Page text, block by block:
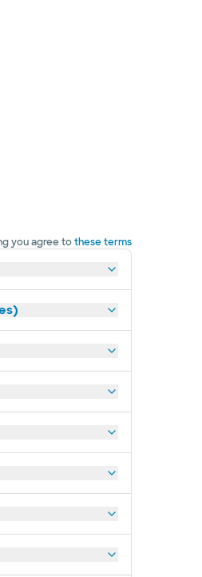
you agree tothese terms